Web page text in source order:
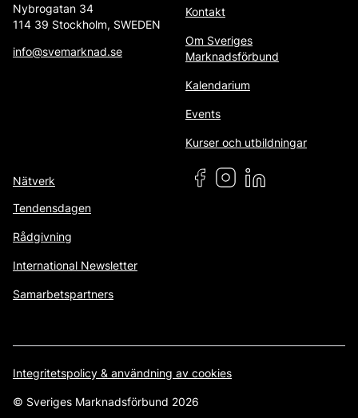
Nybrogatan 34
114 39 Stockholm, SWEDEN
info@svemarknad.se
Kontakt
Om Sveriges
Marknadsförbund
Kalendarium
Events
Kurser och utbildningar
Nätverk
Tendensdagen
Rådgivning
International Newsletter
Samarbetspartners
© Sveriges Marknadsförbund 2026
Integritetspolicy & användning av cookies